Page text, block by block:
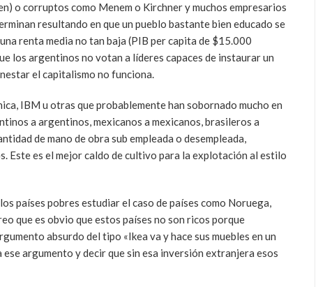
o corruptos como Menem o Kirchner y muchos empresarios
resultando en que un pueblo bastante bien educado se
renta media no tan baja (PIB per capita de $15.000
los argentinos no votan a líderes capaces de instaurar un
el capitalismo no funciona.
IBM u otras que probablemente han sobornado mucho en
a argentinos, mexicanos a mexicanos, brasileros a
de mano de obra sub empleada o desempleada,
Este es el mejor caldo de cultivo para la explotación al estilo
países pobres estudiar el caso de países como Noruega,
que es obvio que estos países no son ricos porque
absurdo del tipo «Ikea va y hace sus muebles en un
argumento y decir que sin esa inversión extranjera esos